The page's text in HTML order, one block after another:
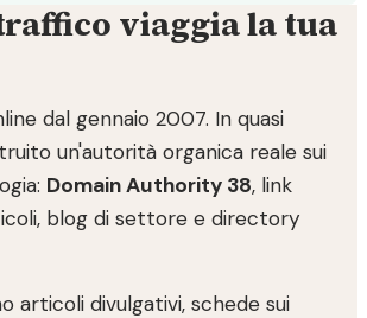
viaggia la tua
dal gennaio 2007. In quasi
un'autorità organica reale sui
Domain Authority 38, link
blog di settore e directory
articoli divulgativi, schede sui